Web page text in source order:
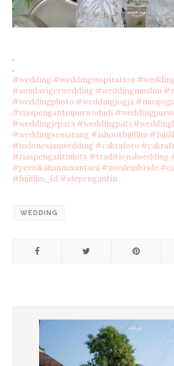
.
.
#wedding#weddinginspiration
#sundasigerwedding#weddingmuslim
#weddingphoto #weddingjogja
#riaspengantinpurwodadi
#weddingjepara#weddingpati
#weddingsemarang#ishootfujifilm
#indonesianwedding#cakrafoto
#riaspengantinhits #traditionalwedding
#pernikahannusantara#moslembride
#fujifilm_Id#idepengantin
WEDDING